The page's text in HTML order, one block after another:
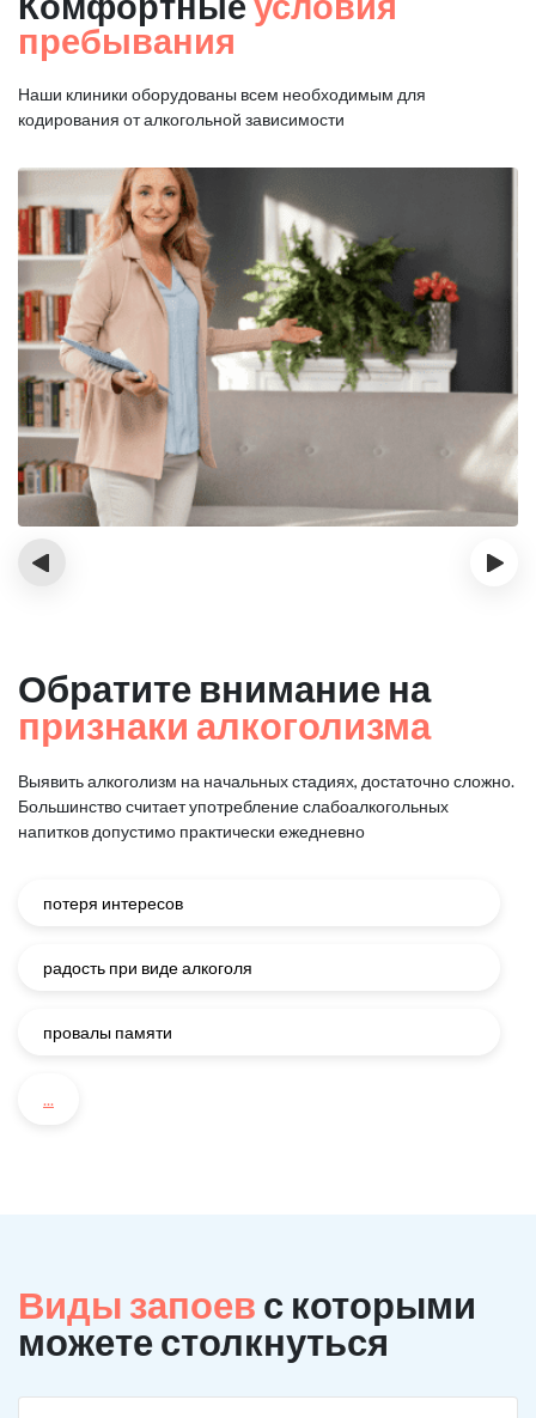
пребывания
Наши клиники оборудованы всем необходимым для
кодирования от алкогольной зависимости
‹ ›
Обратите внимание на
признаки алкоголизма
Выявить алкоголизм на начальных стадиях, достаточно сложно.
Большинство считает употребление слабоалкогольных
напитков допустимо практически ежедневно
потеря интересов
радость при виде алкоголя
провалы памяти
...
Виды запоев с которыми
можете столкнуться